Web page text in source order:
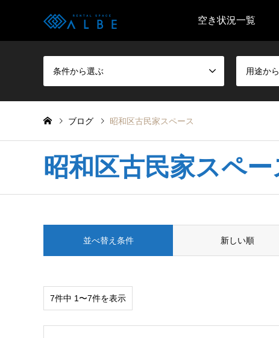
空き状況一覧
条件から選ぶ 用途か
ブログ 昭和区古民家スペース
昭和区古民家スペー
並べ替え条件 新しい順
7件中 1〜7件を表示